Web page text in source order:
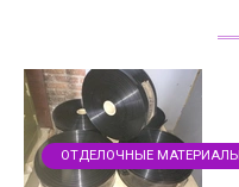
ОТДЕЛОЧНЫЕ МАТЕРИАЛЫ